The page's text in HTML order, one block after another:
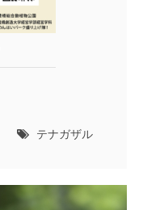
テナガザル